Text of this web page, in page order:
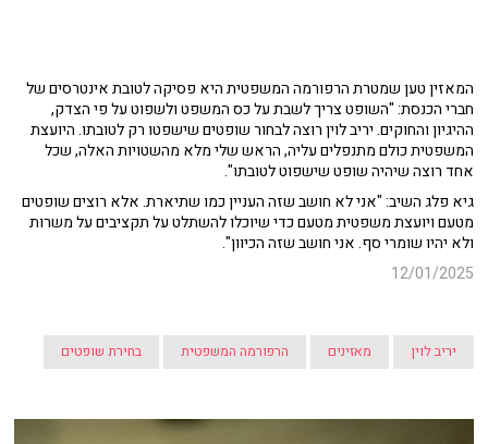
המאזין טען שמטרת הרפורמה המשפטית היא פסיקה לטובת אינטרסים של
חברי הכנסת: "השופט צריך לשבת על כס המשפט ולשפוט על פי הצדק,
ההיגיון והחוקים. יריב לוין רוצה לבחור שופטים שישפטו רק לטובתו. היועצת
המשפטית כולם מתנפלים עליה, הראש שלי מלא מהשטויות האלה, שכל
אחד רוצה שיהיה שופט שישפוט לטובתו".
גיא פלג השיב: "אני לא חושב שזה העניין כמו שתיארת. אלא רוצים שופטים
מטעם ויועצת משפטית מטעם כדי שיוכלו להשתלט על תקציבים על משרות
ולא יהיו שומרי סף. אני חושב שזה הכיוון".
12/01/2025
יריב לוין מאזינים הרפורמה המשפטית בחירת שופטים